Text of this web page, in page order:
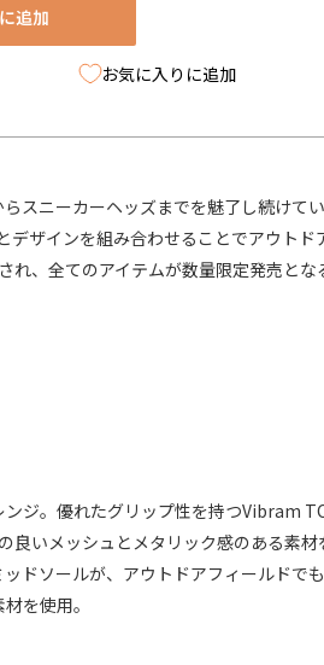
追加
お気に入りに追加
スニーカーヘッズまでを魅了し続けて
ザインを組み合わせることでアウトド
、全てのアイテムが数量限定発売とな
ジ。優れたグリップ性を持つVibram
良いメッシュとメタリック感のある素材
ドソールが、アウトドアフィールドで
を使用。